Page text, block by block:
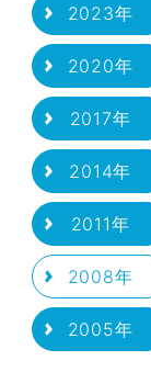
2023年
2020年
2017年
2014年
2011年
2008年
2005年